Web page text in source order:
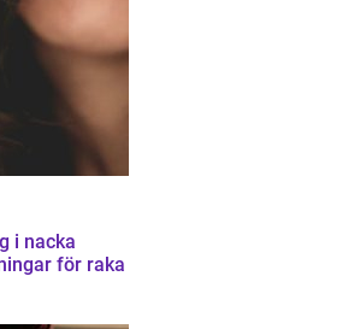
i nacka
för raka